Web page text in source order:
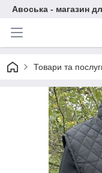
Авоська - магазин
Товари та